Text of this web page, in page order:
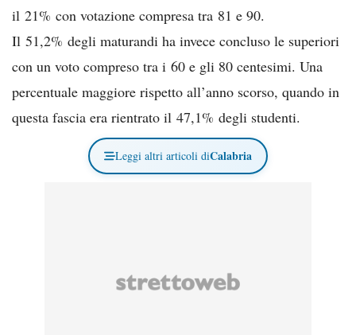
il 21% con votazione compresa tra 81 e 90.
Il 51,2% degli maturandi ha invece concluso le superiori
con un voto compreso tra i 60 e gli 80 centesimi. Una
percentuale maggiore rispetto all’anno scorso, quando in
questa fascia era rientrato il 47,1% degli studenti.
Leggi altri articoli diCalabria